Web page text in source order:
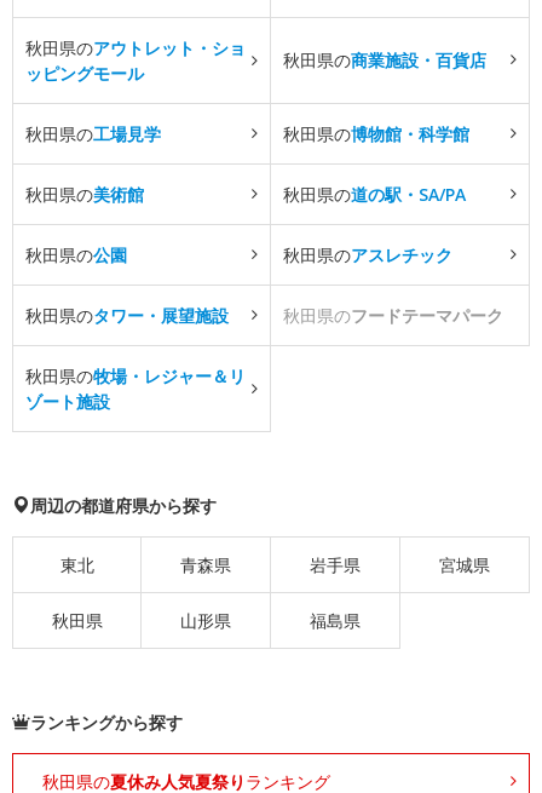
秋田県のアウトレット・ショ
ッピングモール
秋田県の商業施設・百貨店
秋田県の工場見学 秋田県の博物館・科学館
秋田県の美術館 秋田県の道の駅・SA/PA
秋田県の公園 秋田県のアスレチック
秋田県のタワー・展望施設 秋田県のフードテーマパーク
秋田県の牧場・レジャー＆リ
ゾート施設
周辺の都道府県から探す
東北 青森県 岩手県 宮城県
秋田県 山形県 福島県
ランキングから探す
秋田県の夏休み人気夏祭り ランキング